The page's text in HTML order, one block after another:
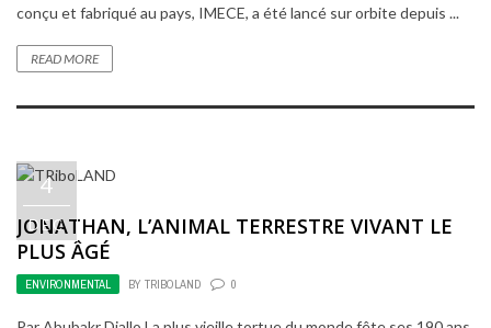
conçu et fabriqué au pays, IMECE, a été lancé sur orbite depuis ...
READ MORE
4
DEC
JONATHAN, L’ANIMAL TERRESTRE VIVANT LE
PLUS ÂGÉ
ENVIRONMENTAL BY TRIBOLAND 0